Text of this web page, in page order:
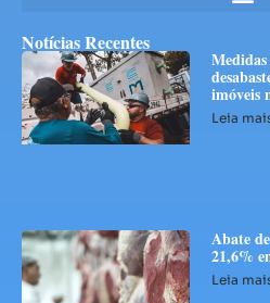
Notícias Recentes
imóveis
Leia
Abate
21,6%
Leia